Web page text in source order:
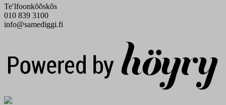
Teʹlfoonkõõskõs
010 839 3100
info@samediggi.fi